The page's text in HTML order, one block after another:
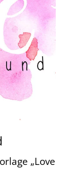
„Love